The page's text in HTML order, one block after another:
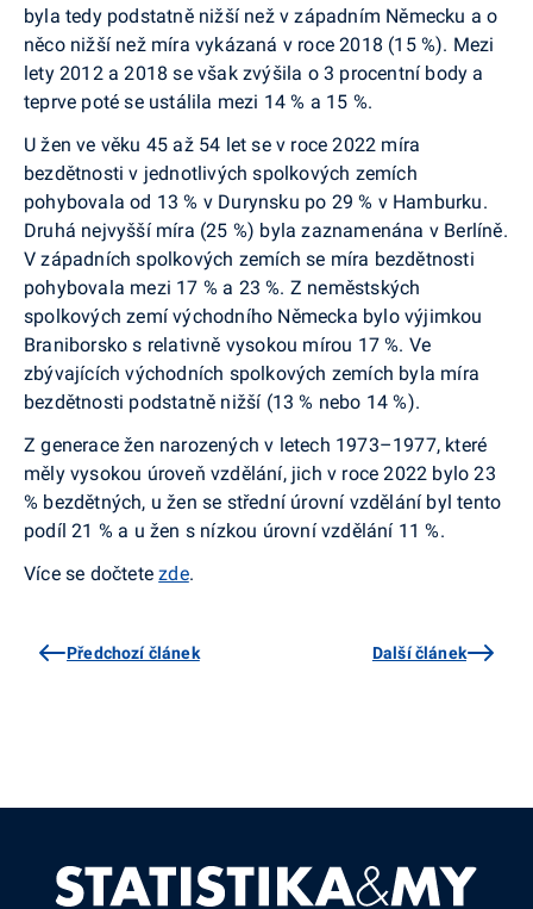
byla tedy podstatně nižší než v západním Německu a o
něco nižší než míra vykázaná v roce 2018 (15 %). Mezi
lety 2012 a 2018 se však zvýšila o 3 procentní body a
teprve poté se ustálila mezi 14 % a 15 %.
U žen ve věku 45 až 54 let se v roce 2022 míra
bezdětnosti v jednotlivých spolkových zemích
pohybovala od 13 % v Durynsku po 29 % v Hamburku.
Druhá nejvyšší míra (25 %) byla zaznamenána v Berlíně.
V západních spolkových zemích se míra bezdětnosti
pohybovala mezi 17 % a 23 %. Z neměstských
spolkových zemí východního Německa bylo výjimkou
Braniborsko s relativně vysokou mírou 17 %. Ve
zbývajících východních spolkových zemích byla míra
bezdětnosti podstatně nižší (13 % nebo 14 %).
Z generace žen narozených v letech 1973–1977, které
měly vysokou úroveň vzdělání, jich v roce 2022 bylo 23
% bezdětných, u žen se střední úrovní vzdělání byl tento
podíl 21 % a u žen s nízkou úrovní vzdělání 11 %.
Více se dočtetezde.
Předchozí článek Další článek